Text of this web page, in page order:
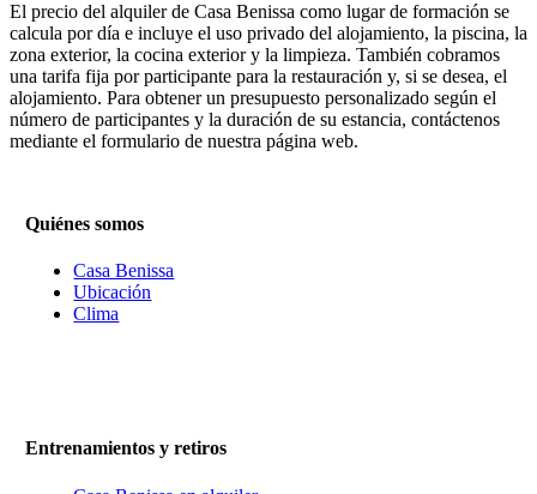
El precio del alquiler de Casa Benissa como lugar de formación se
calcula por día e incluye el uso privado del alojamiento, la piscina, la
zona exterior, la cocina exterior y la limpieza. También cobramos
una tarifa fija por participante para la restauración y, si se desea, el
alojamiento. Para obtener un presupuesto personalizado según el
número de participantes y la duración de su estancia, contáctenos
mediante el formulario de nuestra página web.
Quiénes somos
Casa Benissa
Ubicación
Clima
Entrenamientos y retiros